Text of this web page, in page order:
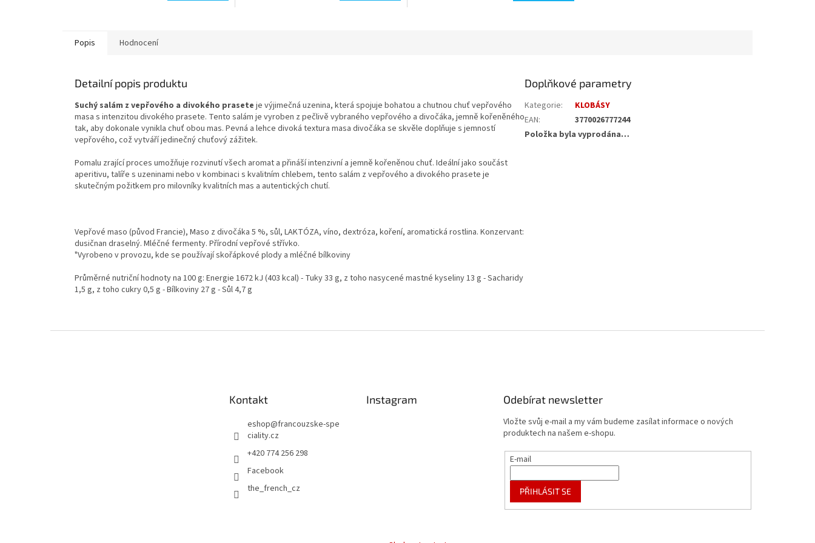
Popis Hodnocení
Detailní popis produktu
Suchý salám z vepřového a divokého prasete je výjimečná uzenina, která spojuje bohatou a chutnou chuť vepřového
masa s intenzitou divokého prasete. Tento salám je vyroben z pečlivě vybraného vepřového a divočáka, jemně kořeněného
tak, aby dokonale vynikla chuť obou mas. Pevná a lehce divoká textura masa divočáka se skvěle doplňuje s jemností
vepřového, což vytváří jedinečný chuťový zážitek.
Pomalu zrající proces umožňuje rozvinutí všech aromat a přináší intenzivní a jemně kořeněnou chuť. Ideální jako součást
aperitivu, talíře s uzeninami nebo v kombinaci s kvalitním chlebem, tento salám z vepřového a divokého prasete je
skutečným požitkem pro milovníky kvalitních mas a autentických chutí.
Vepřové maso (původ Francie), Maso z divočáka 5 %, sůl, LAKTÓZA, víno, dextróza, koření, aromatická rostlina. Konzervant:
dusičnan draselný. Mléčné fermenty. Přírodní vepřové střívko.
"Vyrobeno v provozu, kde se používají skořápkové plody a mléčné bílkoviny
Průměrné nutriční hodnoty na 100 g: Energie 1672 kJ (403 kcal) - Tuky 33 g, z toho nasycené mastné kyseliny 13 g - Sacharidy
1,5 g, z toho cukry 0,5 g - Bílkoviny 27 g - Sůl 4,7 g
Doplňkové parametry
Kategorie:
KLOBÁSY
EAN:
3770026777244
Položka byla vyprodána…
Kontakt
eshop@francouzske-spe
ciality.cz
+420 774 256 298
Facebook
the_french_cz
Instagram Odebírat newsletter
Vložte svůj e-mail a my vám budeme zasílat informace o nových
produktech na našem e-shopu.
E-mail
PŘIHLÁSIT SE